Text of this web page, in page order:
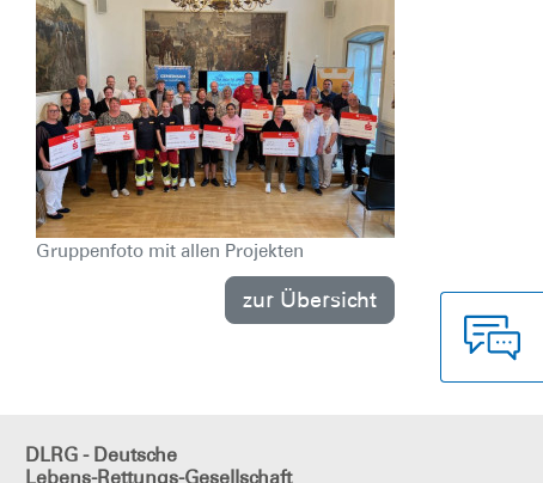
Gruppenfoto mit allen Projekten
zur Übersicht
DLRG - Deutsche
Lebens-Rettungs-Gesellschaft